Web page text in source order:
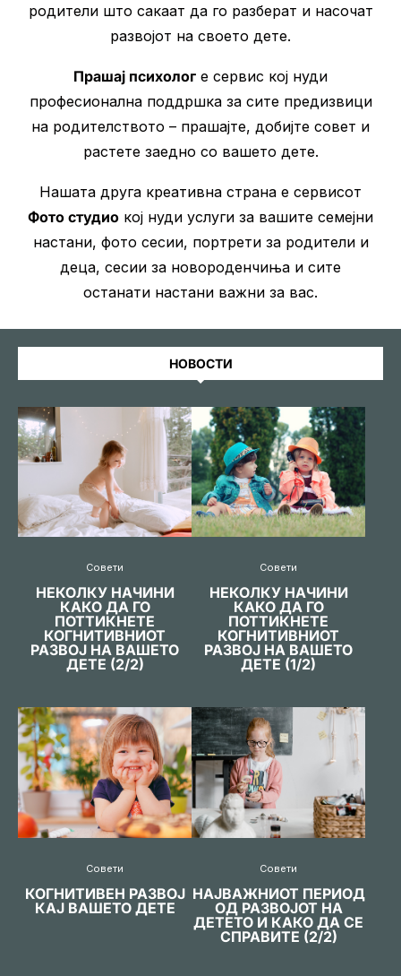
родители што сакаат да го разберат и насочат
развојот на своето дете.
Прашај психолог е сервис кој нуди
професионална поддршка за сите предизвици
на родителството – прашајте, добијте совет и
растете заедно со вашето дете.
Нашата друга креативна страна е сервисот
Фото студио кој нуди услуги за вашите семејни
настани, фото сесии, портрети за родители и
деца, сесии за новороденчиња и сите
останати настани важни за вас.
НОВОСТИ
Совети
НЕКОЛКУ НАЧИНИ
КАКО ДА ГО
ПОТТИКНЕТЕ
КОГНИТИВНИОТ
РАЗВОЈ НА ВАШЕТО
ДЕТЕ (2/2)
Совети
НЕКОЛКУ НАЧИНИ
КАКО ДА ГО
ПОТТИКНЕТЕ
КОГНИТИВНИОТ
РАЗВОЈ НА ВАШЕТО
ДЕТЕ (1/2)
Совети
КОГНИТИВЕН РАЗВОЈ
КАЈ ВАШЕТО ДЕТЕ
Совети
НАЈВАЖНИОТ ПЕРИОД
ОД РАЗВОЈОТ НА
ДЕТЕТО И КАКО ДА СЕ
СПРАВИТЕ (2/2)